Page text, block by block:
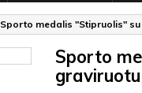
Sporto medalis "Stipruolis"
Sporto